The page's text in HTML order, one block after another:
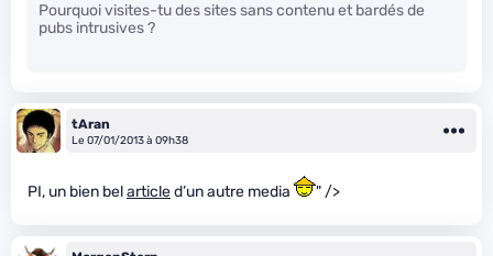
Pourquoi visites-tu des sites sans contenu et bardés de
pubs intrusives ?
tAran
Le 07/01/2013 à 09h38
PI, un bien belarticled’un autre media " />